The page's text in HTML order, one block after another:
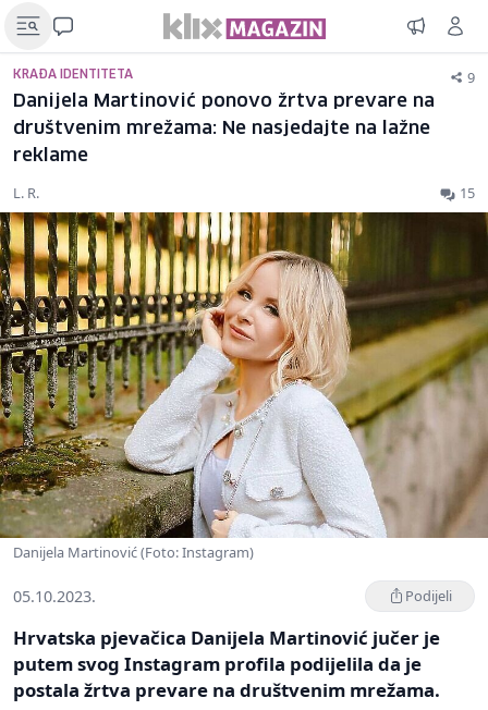
KRAĐA IDENTITETA 9
Danijela Martinović ponovo žrtva prevare na
društvenim mrežama: Ne nasjedajte na lažne
reklame
L. R. 15
Danijela Martinović (Foto: Instagram)
05.10.2023. Podijeli
Hrvatska pjevačica Danijela Martinović jučer je
putem svog Instagram profila podijelila da je
postala žrtva prevare na društvenim mrežama.